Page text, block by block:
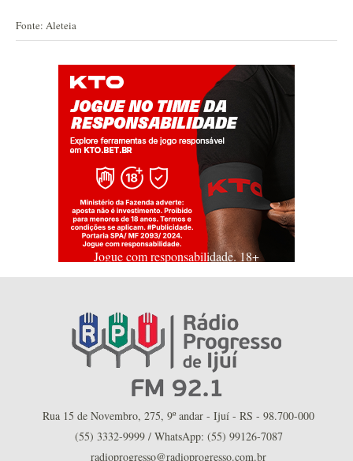
Fonte: Aleteia
Jogue com responsabilidade. 18+
Rua 15 de Novembro, 275, 9º andar - Ijuí - RS - 98.700-000
(55) 3332-9999 / WhatsApp: (55) 99126-7087
radioprogresso@radioprogresso.com.br